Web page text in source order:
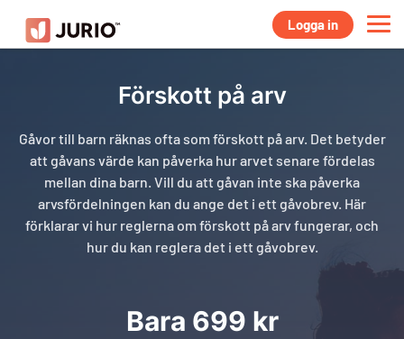
Logga in
Förskott på arv
Gåvor till barn räknas ofta som förskott på arv. Det betyder
att gåvans värde kan påverka hur arvet senare fördelas
mellan dina barn. Vill du att gåvan inte ska påverka
arvsfördelningen kan du ange det i ett gåvobrev. Här
förklarar vi hur reglerna om förskott på arv fungerar, och
hur du kan reglera det i ett gåvobrev.
Bara 699 kr